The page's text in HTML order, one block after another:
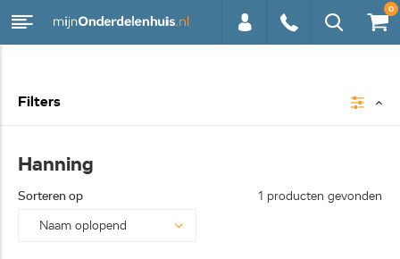
0
Filters
Hanning
Sorteren op 1 producten gevonden